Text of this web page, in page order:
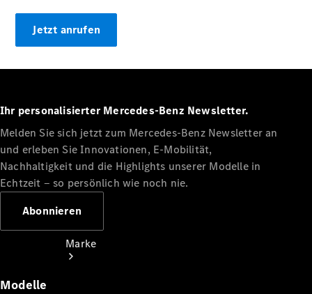
Miete
Mercedes-
Benz Apps
Marke
Jetzt anrufen
Ihr personalisierter Mercedes-Benz Newsletter.
Melden Sie sich jetzt zum Mercedes-Benz Newsletter an
und erleben Sie Innovationen, E-Mobilität,
Nachhaltigkeit und die Highlights unserer Modelle in
Echtzeit ‒ so persönlich wie noch nie.
Abonnieren
Modelle